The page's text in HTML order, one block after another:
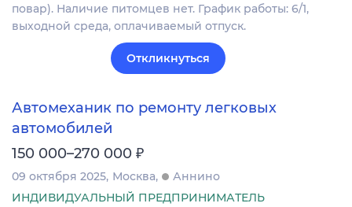
повар). Наличие питомцев нет. График работы: 6/1,
выходной среда, оплачиваемый отпуск.
Откликнуться
Автомеханик по ремонту легковых
автомобилей
150 000–270 000 ₽
09 октября 2025 Москва
Аннино
ИНДИВИДУАЛЬНЫЙ ПРЕДПРИНИМАТЕЛЬ